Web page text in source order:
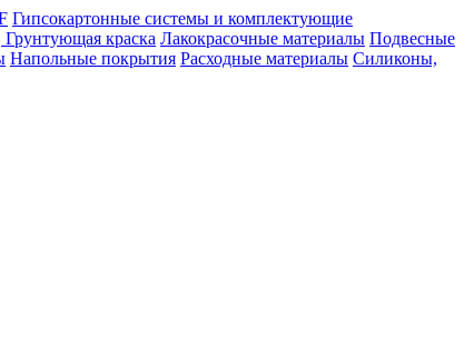
Гипсокартонные системы и комплектующие
Грунтующая краска Лакокрасочные материалы Подвесные
Напольные покрытия Расходные материалы Силиконы,